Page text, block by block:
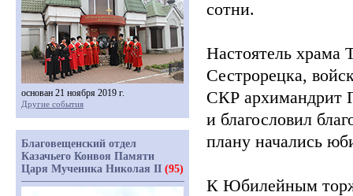
сотни.
Настоятель храма
Сестрорецка,
СКР архимандрит
и благословил
плану начались
К Юбилейным
основан 21 ноября 2019 г.
Другие события
Благовещенский отдел
Казачьего Конвоя Памяти
Царя Мученика Николая II (95)